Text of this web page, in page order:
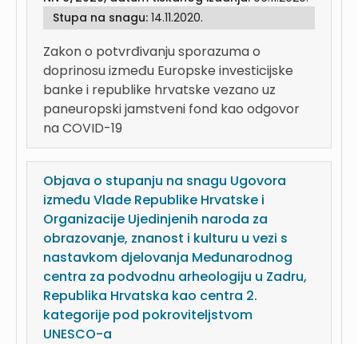
Stupa na snagu: 14.11.2020.
Zakon o potvrđivanju sporazuma o
doprinosu između Europske investicijske
banke i republike hrvatske vezano uz
paneuropski jamstveni fond kao odgovor
na COVID-19
Objava o stupanju na snagu Ugovora
između Vlade Republike Hrvatske i
Organizacije Ujedinjenih naroda za
obrazovanje, znanost i kulturu u vezi s
nastavkom djelovanja Međunarodnog
centra za podvodnu arheologiju u Zadru,
Republika Hrvatska kao centra 2.
kategorije pod pokroviteljstvom
UNESCO-a